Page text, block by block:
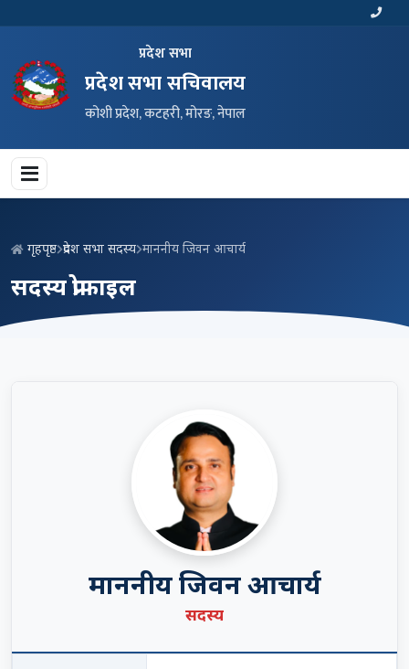
प्रदेश सभा
प्रदेश सभा सचिवालय
कोशी प्रदेश, कटहरी, मोरङ, नेपाल
गृहपृष्ठ प्रदेश सभा सदस्य माननीय जिवन आचार्य
सदस्य प्रोफाइल
माननीय जिवन आचार्य
सदस्य